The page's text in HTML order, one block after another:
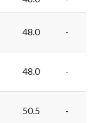
48.0 -
48.0 -
50.5 -